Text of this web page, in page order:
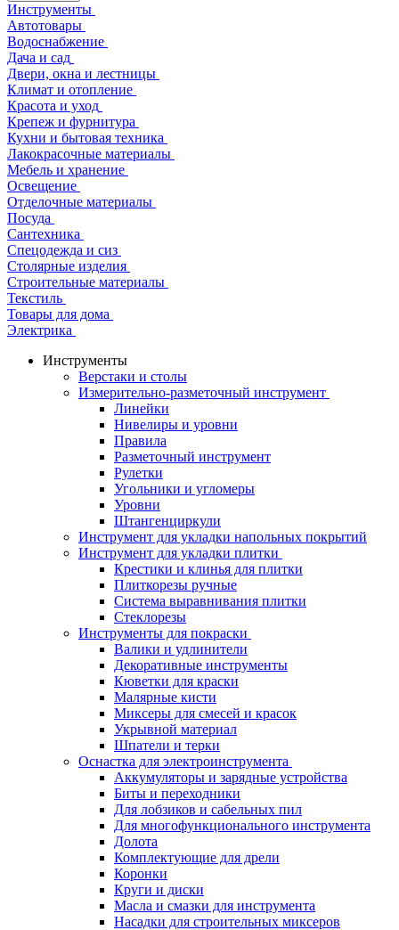
Инструменты
Автотовары
Водоснабжение
Дача и сад
Двери, окна и лестницы
Климат и отопление
Красота и уход
Крепеж и фурнитура
Кухни и бытовая техника
Лакокрасочные материалы
Мебель и хранение
Освещение
Отделочные материалы
Посуда
Сантехника
Спецодежда и сиз
Столярные изделия
Строительные материалы
Текстиль
Товары для дома
Электрика
Инструменты
Верстаки и столы
Измерительно-разметочный инструмент
Линейки
Нивелиры и уровни
Правила
Разметочный инструмент
Рулетки
Угольники и угломеры
Уровни
Штангенциркули
Инструмент для укладки напольных покрытий
Инструмент для укладки плитки
Крестики и клинья для плитки
Плиткорезы ручные
Система выравнивания плитки
Стеклорезы
Инструменты для покраски
Валики и удлинители
Декоративные инструменты
Кюветки для краски
Малярные кисти
Миксеры для смесей и красок
Укрывной материал
Шпатели и терки
Оснастка для электроинструмента
Аккумуляторы и зарядные устройства
Биты и переходники
Для лобзиков и сабельных пил
Для многофункционального инструмента
Долота
Комплектующие для дрели
Коронки
Круги и диски
Масла и смазки для инструмента
Насадки для строительных миксеров